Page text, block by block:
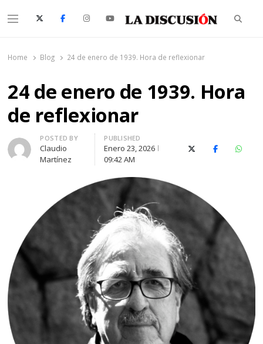
Menu
Home Blog 24 de enero de 1939. Hora de reflexionar
24 de enero de 1939. Hora
de reflexionar
Author
POSTED BY
Claudio
Martínez
PUBLISHED
Enero 23, 2026
09:42 AM
X (Twitter)Facebook